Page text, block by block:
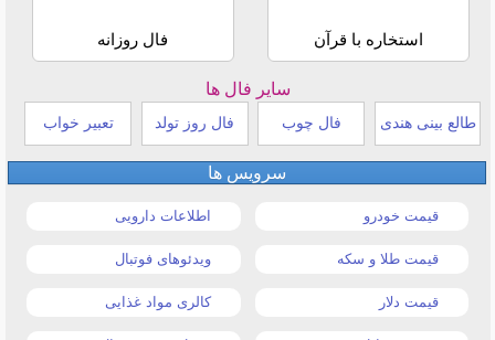
استخاره با قرآن فال روزانه
سایر فال ها
طالع بینی هندی فال چوب فال روز تولد تعبیر خواب
سرویس ها
قیمت خودرو اطلاعات دارویی
قیمت طلا و سکه ویدئوهای فوتبال
قیمت دلار کالری مواد غذایی